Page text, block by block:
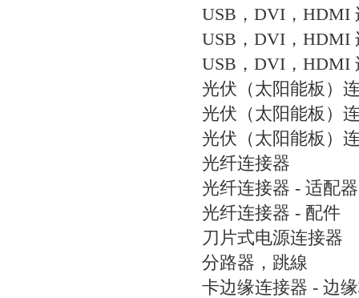
USB，DVI，HDMI
USB，DVI，HDMI
USB，DVI，HDMI
光伏（太阳能板）
光伏（太阳能板）
光伏（太阳能板）
光纤连接器
光纤连接器 - 适配器
光纤连接器 - 配件
刀片式电源连接器
分路器，跳線
卡边缘连接器 - 边